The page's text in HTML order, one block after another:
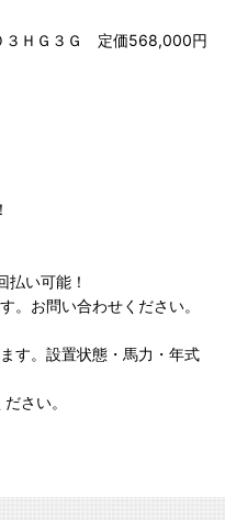
３ＨＧ３Ｇ 定価568,000円
払い可能！
。お問い合わせください。
す。設置状態・馬力・年式
さい。